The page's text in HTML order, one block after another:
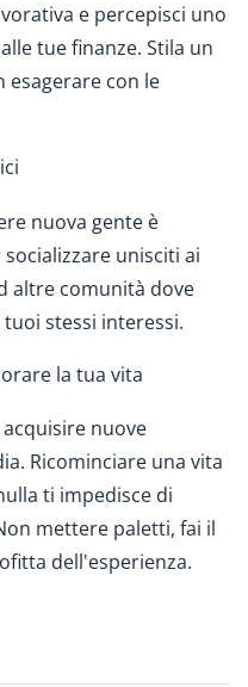
e percepisci uno
tue finanze. Stila un
esagerare con le
nuova gente è
unisciti ai
altre comunità dove
stessi interessi.
la tua vita
nuove
Ricominciare una vita
ti impedisce di
mettere paletti, fai il
dell'esperienza.